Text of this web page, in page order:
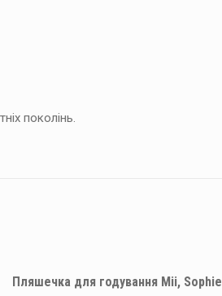
поколінь.
Пляшечка для годування Mii, Sophie